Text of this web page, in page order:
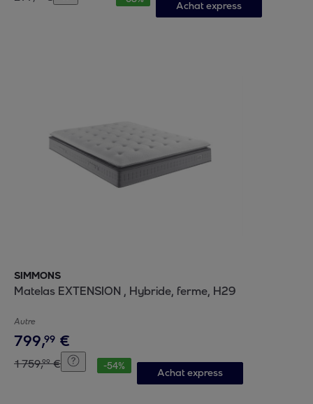
Achat express
SIMMONS
Matelas EXTENSION , Hybride, ferme, H29
Autre
799,99 €
1759,99 € -54%
Achat express